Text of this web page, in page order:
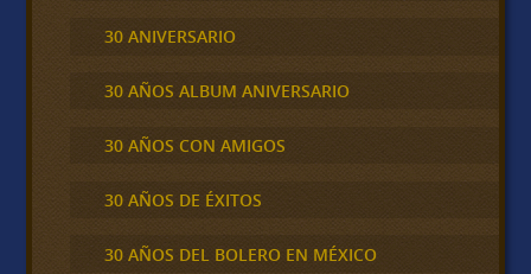
30 ANIVERSARIO
30 AÑOS ALBUM ANIVERSARIO
30 AÑOS CON AMIGOS
30 AÑOS DE ÉXITOS
30 AÑOS DEL BOLERO EN MÉXICO